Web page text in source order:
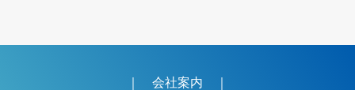
｜ 会社案内
｜